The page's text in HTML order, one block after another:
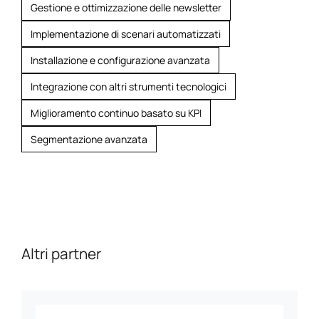
Gestione e ottimizzazione delle newsletter
Implementazione di scenari automatizzati
Installazione e configurazione avanzata
Integrazione con altri strumenti tecnologici
Miglioramento continuo basato su KPI
Segmentazione avanzata
Altri partner